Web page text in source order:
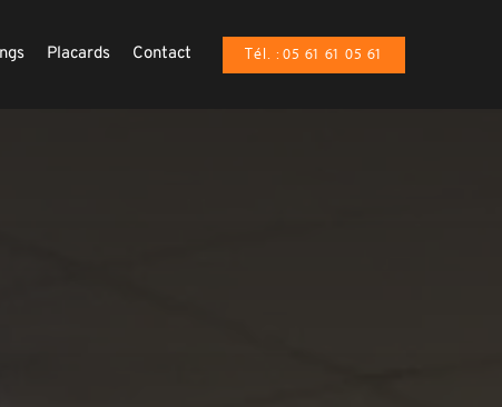
Placards Contact Tél. : 05 61 61 05 61